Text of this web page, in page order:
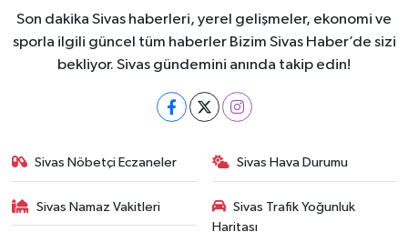
Son dakika Sivas haberleri, yerel gelişmeler, ekonomi ve
sporla ilgili güncel tüm haberler Bizim Sivas Haber’de sizi
bekliyor. Sivas gündemini anında takip edin!
Sivas Nöbetçi Eczaneler Sivas Hava Durumu
Sivas Namaz Vakitleri
Sivas Trafik Yoğunluk
Haritası